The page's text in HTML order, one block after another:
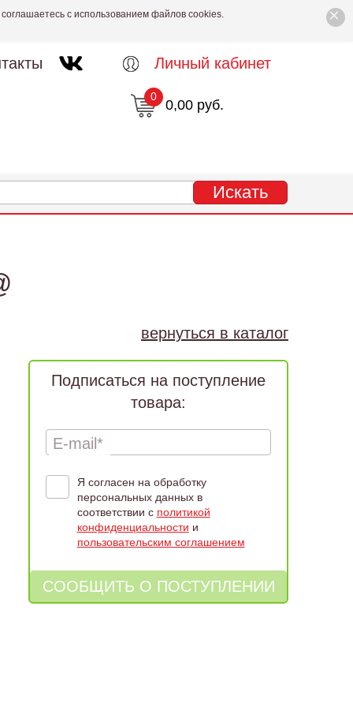
×
с использованием файлов cookies.
Личный кабинет
0,00 руб.
0
вернуться в каталог
Подписаться на поступление
товара:
E-mail*
Я согласен на обработку
персональных данных в
соответствии с политикой
конфиденциальности и
пользовательским соглашением